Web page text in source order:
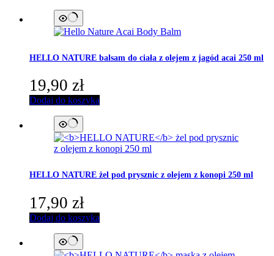
HELLO NATURE balsam do ciała z olejem z jagód acai 250 ml
19,90 zł
Dodaj do koszyka
HELLO NATURE żel pod prysznic z olejem z konopi 250 ml
17,90 zł
Dodaj do koszyka